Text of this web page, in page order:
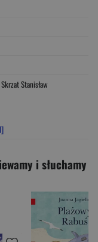
Stanisław
i słuchamy